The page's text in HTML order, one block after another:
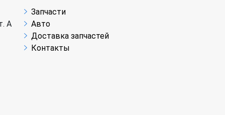
А
Запчасти
Авто
Доставка запчастей
Контакты